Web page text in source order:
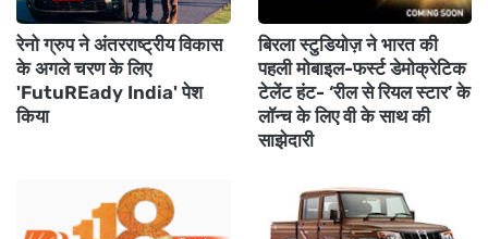
रेनो ग्रुप ने अंतरराष्ट्रीय विकास
के अगले चरण के लिए
'FutuREady India' पेश
किया
बिरला स्टुडियोज़ ने भारत की
पहली मोबाइल-फर्स्ट डेमोक्रेटिक
टेलेंट हंट- ‘रील से रियल स्टार’ के
लॉन्च के लिए वी के साथ की
साझेदारी